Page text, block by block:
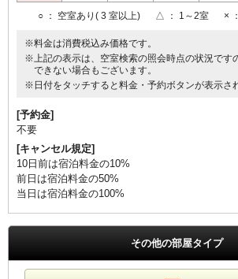
○ ： 空室あり( 3 室以上) △ ： 1～2室 ×
※料金は消費税込み価格です。
※上記の表示は、空室検索の照会時点の状況です
できない場合もございます。
※日付をタッチすると料金・予約ボタンが表示さ
[予約金]
不要
[キャンセル規定]
10日前は宿泊料金の10%
前日は宿泊料金の50%
当日は宿泊料金の100%
その他の部屋タイプ